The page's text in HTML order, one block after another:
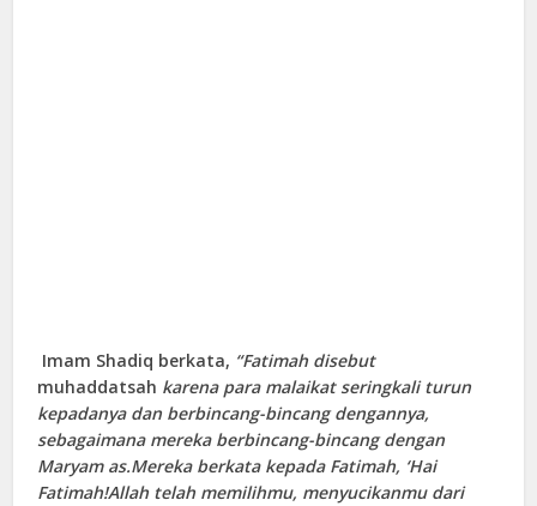
Imam Shadiq berkata, “Fatimah disebut
muhaddatsah karena para malaikat seringkali turun
kepadanya dan berbincang-bincang dengannya,
sebagaimana mereka berbincang-bincang dengan
Maryam as.Mereka berkata kepada Fatimah, ‘Hai
Fatimah!Allah telah memilihmu, menyucikanmu dari